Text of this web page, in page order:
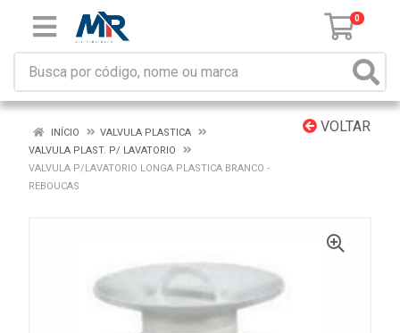
0
VOLTAR
INÍCIO
VALVULA PLASTICA
VALVULA PLAST. P/ LAVATORIO
VALVULA P/LAVATORIO LONGA PLASTICA BRANCO -
REBOUCAS